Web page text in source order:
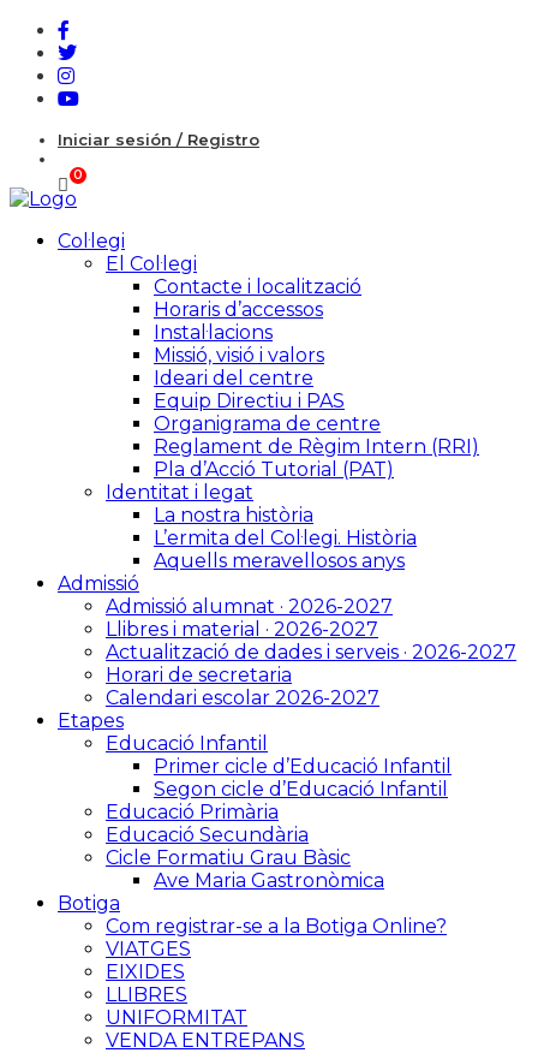
Iniciar sesión / Registro
Col·legi
El Col·legi
Contacte i localització
Horaris d’accessos
Instal·lacions
Missió, visió i valors
Ideari del centre
Equip Directiu i PAS
Organigrama de centre
Reglament de Règim Intern (RRI)
Pla d’Acció Tutorial (PAT)
Identitat i legat
La nostra història
L’ermita del Col·legi. Història
Aquells meravellosos anys
Admissió
Admissió alumnat · 2026-2027
Llibres i material · 2026-2027
Actualització de dades i serveis · 2026-2027
Horari de secretaria
Calendari escolar 2026-2027
Etapes
Educació Infantil
Primer cicle d’Educació Infantil
Segon cicle d’Educació Infantil
Educació Primària
Educació Secundària
Cicle Formatiu Grau Bàsic
Ave Maria Gastronòmica
Botiga
Com registrar-se a la Botiga Online?
VIATGES
EIXIDES
LLIBRES
UNIFORMITAT
VENDA ENTREPANS